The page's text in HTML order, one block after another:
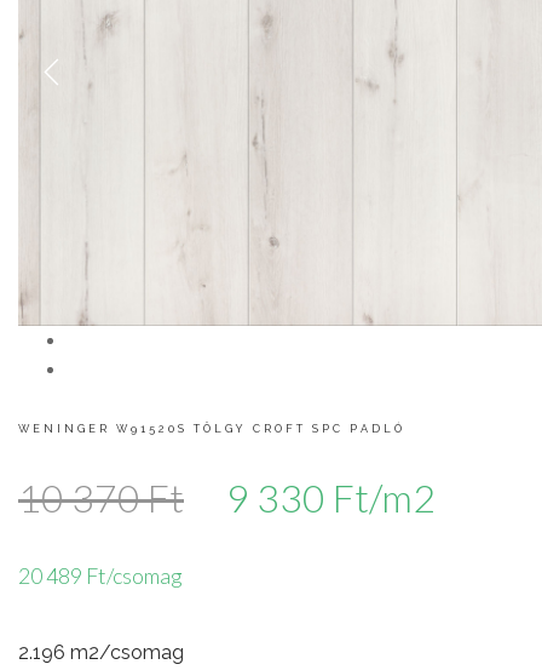
WENINGER W91520S TÖLGY CROFT SPC PADLÓ
10 370 Ft 9 330 Ft/m2
20 489 Ft/csomag
2.196 m2/csomag